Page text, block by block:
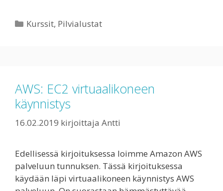
Kategoriat
Kurssit, Pilvialustat
AWS: EC2 virtuaalikoneen
käynnistys
16.02.2019 kirjoittaja Antti
Edellisessä kirjoituksessa loimme Amazon AWS
palveluun tunnuksen. Tässä kirjoituksessa
käydään läpi virtuaalikoneen käynnistys AWS